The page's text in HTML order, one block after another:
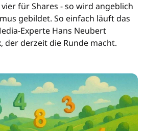
für Shares - so wird angeblich
gebildet. So einfach läuft das
Experte Hans Neubert
der derzeit die Runde macht.